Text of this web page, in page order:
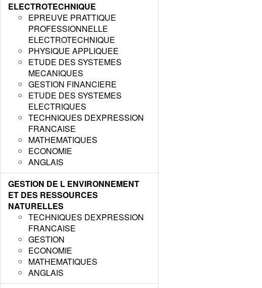
ELECTROTECHNIQUE
EPREUVE PRATTIQUE
PROFESSIONNELLE
ELECTROTECHNIQUE
PHYSIQUE APPLIQUEE
ETUDE DES SYSTEMES
MECANIQUES
GESTION FINANCIERE
ETUDE DES SYSTEMES
ELECTRIQUES
TECHNIQUES DEXPRESSION
FRANCAISE
MATHEMATIQUES
ECONOMIE
ANGLAIS
GESTION DE L ENVIRONNEMENT
ET DES RESSOURCES
NATURELLES
TECHNIQUES DEXPRESSION
FRANCAISE
GESTION
ECONOMIE
MATHEMATIQUES
ANGLAIS